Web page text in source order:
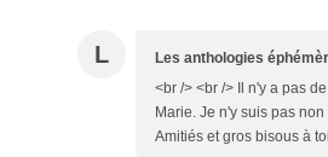
L Les anthologies
<br /> <br /> Il n'y a pas
Marie. Je n'y suis pas
Amitiés et gros bisous à